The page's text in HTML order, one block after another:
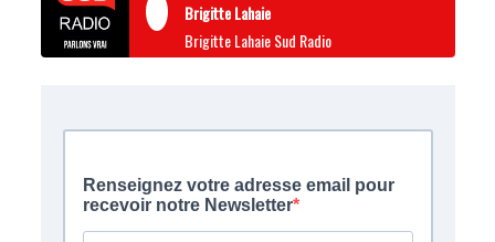
Brigitte Lahaie
Brigitte Lahaie Sud Radio